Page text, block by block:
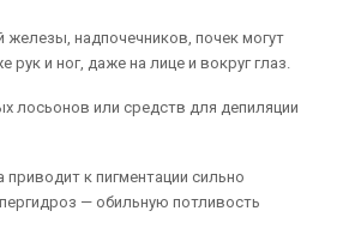
надпочечников, почек могут
и ног, даже на лице и вокруг глаз.
лосьонов или средств для депиляции
к пигментации сильно
— обильную потливость